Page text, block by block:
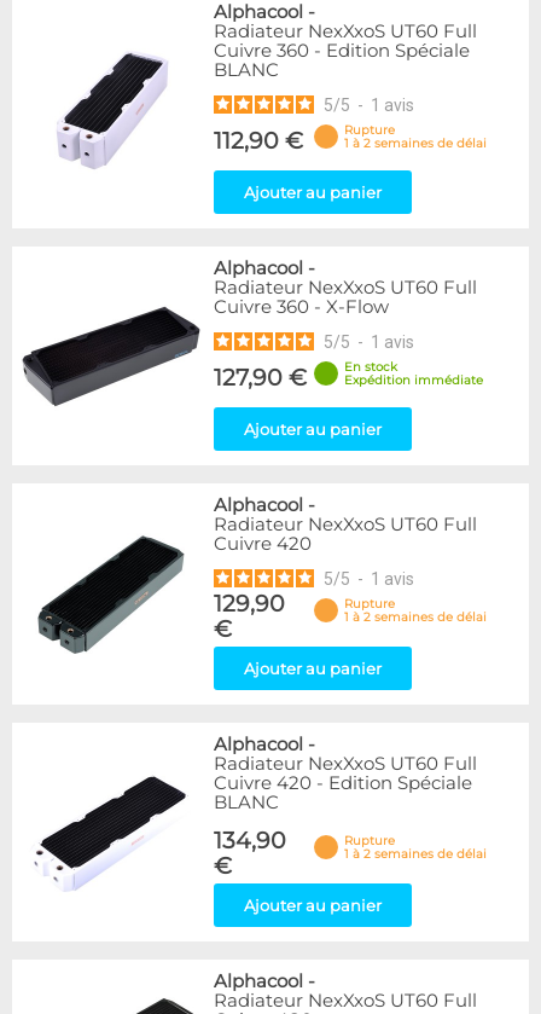
Alphacool -
Radiateur NexXxoS UT60 Full
Cuivre 360 - Edition Spéciale
BLANC
5/5 - 1 avis
112,90 €
Rupture
1 à 2 semaines de délai
Ajouter au panier
Alphacool -
Radiateur NexXxoS UT60 Full
Cuivre 360 - X-Flow
5/5 - 1 avis
127,90 €
En stock
Expédition immédiate
Ajouter au panier
Alphacool -
Radiateur NexXxoS UT60 Full
Cuivre 420
5/5 - 1 avis
129,90
€
Rupture
1 à 2 semaines de délai
Ajouter au panier
Alphacool -
Radiateur NexXxoS UT60 Full
Cuivre 420 - Edition Spéciale
BLANC
134,90
€
Rupture
1 à 2 semaines de délai
Ajouter au panier
Alphacool -
Radiateur NexXxoS UT60 Full